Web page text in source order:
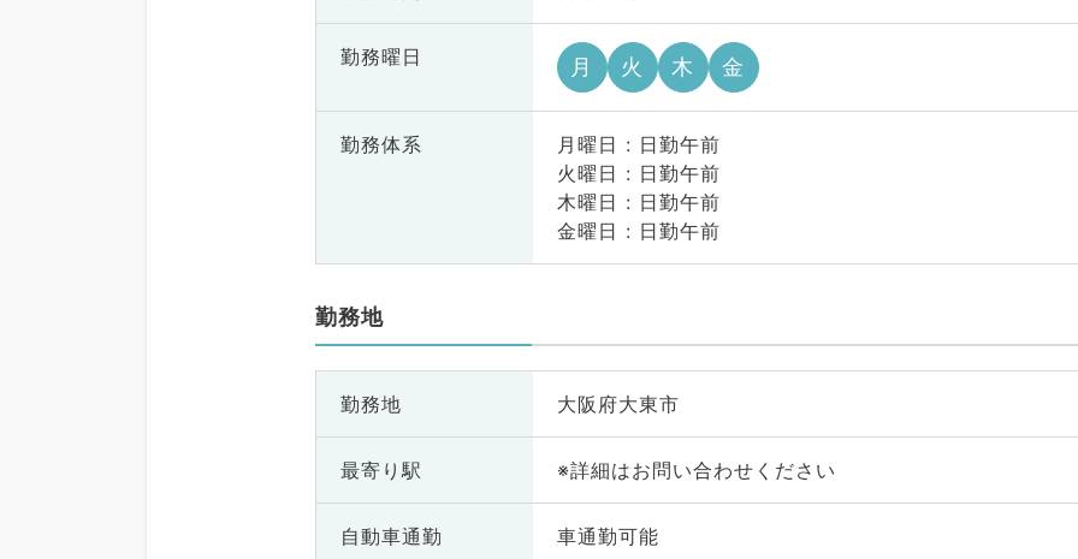
勤務曜日 月 火 木 金
勤務体系
月曜日 : 日勤午前
火曜日 : 日勤午前
木曜日 : 日勤午前
金曜日 : 日勤午前
勤務地
勤務地 大阪府大東市
最寄り駅 ※詳細はお問い合わせください
自動車通勤 車通勤可能